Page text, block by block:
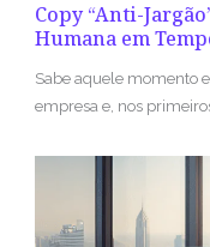
Copy “Anti-
Humana em
Sabe aquele momento
empresa e, nos